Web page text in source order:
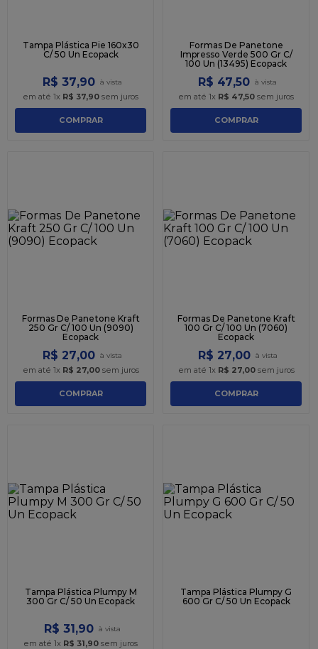
Tampa Plástica Pie 160x30
C/ 50 Un Ecopack
R$ 37,90
em até 1x R$ 37,90 sem juros
COMPRAR
Formas De Panetone
Impresso Verde 500 Gr C/
100 Un (13495) Ecopack
R$ 47,50
em até 1x R$ 47,50 sem juros
COMPRAR
Formas De Panetone Kraft
250 Gr C/ 100 Un (9090)
Ecopack
R$ 27,00
em até 1x R$ 27,00sem juros
COMPRAR
Formas De Panetone Kraft
100 Gr C/ 100 Un (7060)
Ecopack
R$ 27,00
em até 1x R$ 27,00sem juros
COMPRAR
Tampa Plástica Plumpy M
300 Gr C/ 50 Un Ecopack
R$ 31,90
em até 1x R$ 31,90 sem juros
Tampa Plástica Plumpy G
600 Gr C/ 50 Un Ecopack